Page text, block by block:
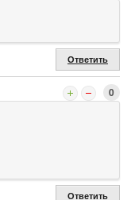
Ответить
0
Ответить